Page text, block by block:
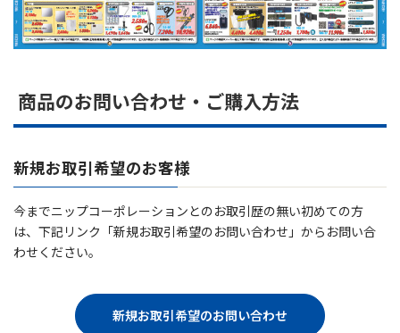
商品のお問い合わせ・ご購入方法
新規お取引希望のお客様
今までニップコーポレーションとのお取引歴の無い初めての方
は、下記リンク「新規お取引希望のお問い合わせ」からお問い合
わせください。
新規お取引希望のお問い合わせ